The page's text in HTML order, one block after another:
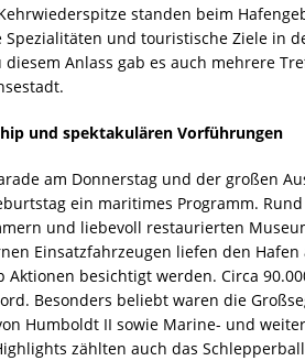
standen beim
und touristische Ziele in
Anlass gab es auch mehrere
und spektakulären Vorführungen
am Donnerstag und der großen
ein maritimes Programm.
und liebevoll restaurierten
Einsatzfahrzeugen liefen den Hafen
Aktionen besichtigt werden. Circa
Besonders beliebt waren die
Humboldt II sowie Marine- und
zählten auch das